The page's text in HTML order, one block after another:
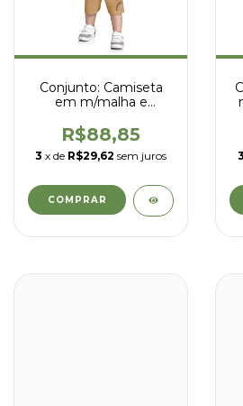
Conjunto: Camiseta
em m/malha e
moletom s/ felpa -
Kyly - 1001869
R$88,85
3 x de R$29,62 sem juros
COMPRAR
3